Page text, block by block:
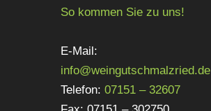
So kommen Sie zu uns!
E-Mail:
info@weingutschmalzried.de
Telefon: 07151 – 32607